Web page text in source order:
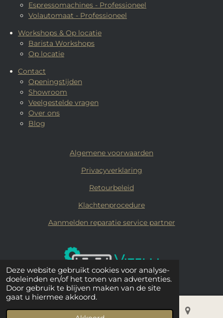
Deze website gebruikt cookies voor analyse-
doeleinden en/of het tonen van advertenties.
Door gebruik te blijven maken van de site
gaat u hiermee akkoord.
Espressomachines - Professioneel
Volautomaat - Professioneel
Workshops & Op locatie
Barista Workshops
Op locatie
Contact
Openingstijden
Showroom
Veelgestelde vragen
Over ons
Blog
Algemene voorwaarden
Privacyverklaring
Retourbeleid
Klachtenprocedure
Aanmelden reparatie service partner